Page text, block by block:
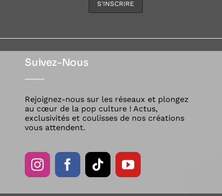
Suivez-Nous
Rejoignez-nous sur les réseaux et plongez
au cœur de la pop culture ! Actus,
exclusivités et coulisses de nos créations
vous attendent.